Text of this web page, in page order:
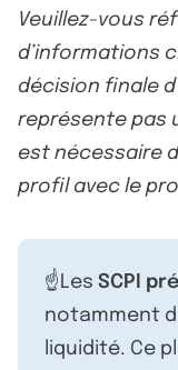
Veuillez-vous
d’informations
décision finale
représente pas
est nécessaire
profil avec le
☝️Les SCPI
notamment
liquidité. Ce